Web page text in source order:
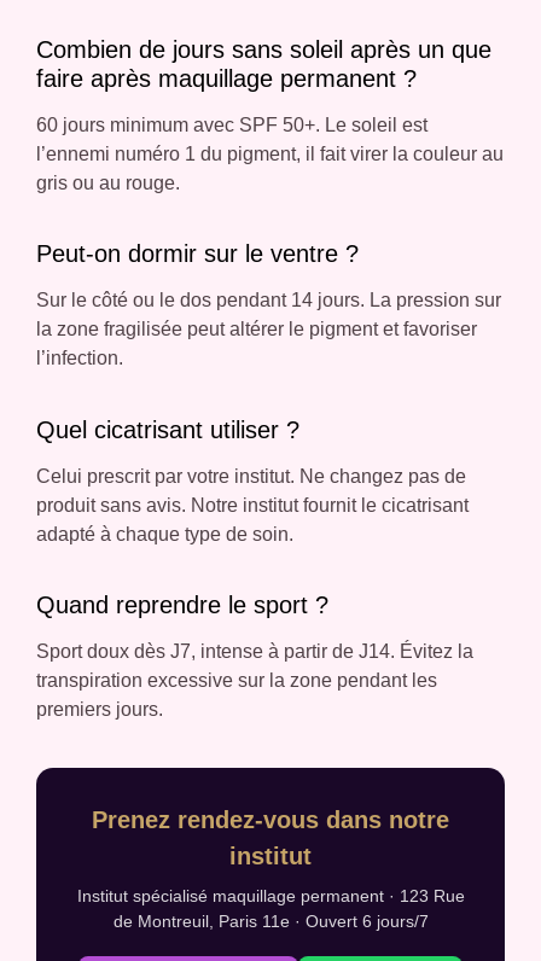
Combien de jours sans soleil après un que
faire après maquillage permanent ?
60 jours minimum avec SPF 50+. Le soleil est
l’ennemi numéro 1 du pigment, il fait virer la couleur au
gris ou au rouge.
Peut-on dormir sur le ventre ?
Sur le côté ou le dos pendant 14 jours. La pression sur
la zone fragilisée peut altérer le pigment et favoriser
l’infection.
Quel cicatrisant utiliser ?
Celui prescrit par votre institut. Ne changez pas de
produit sans avis. Notre institut fournit le cicatrisant
adapté à chaque type de soin.
Quand reprendre le sport ?
Sport doux dès J7, intense à partir de J14. Évitez la
transpiration excessive sur la zone pendant les
premiers jours.
Prenez rendez-vous dans notre
institut
Institut spécialisé maquillage permanent · 123 Rue
de Montreuil, Paris 11e · Ouvert 6 jours/7